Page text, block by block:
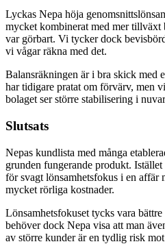
Lyckas Nepa höja
mycket kombinerat med mer tillväxt
var görbart. Vi tycker dock
vi vågar räkna med det.
Balansräkningen är i bra skick med
har tidigare pratat om förvärv, men
bolaget ser större stabilisering i
Slutsats
Nepas kundlista med många
grunden fungerande produkt.
för svagt lönsamhetsfokus i en affär
mycket rörliga kostnader.
Lönsamhetsfokuset tycks vara
behöver dock Nepa visa att man
av större kunder är en tydlig risk